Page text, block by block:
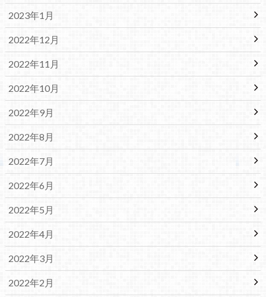
2023年1月
2022年12月
2022年11月
2022年10月
2022年9月
2022年8月
2022年7月
2022年6月
2022年5月
2022年4月
2022年3月
2022年2月